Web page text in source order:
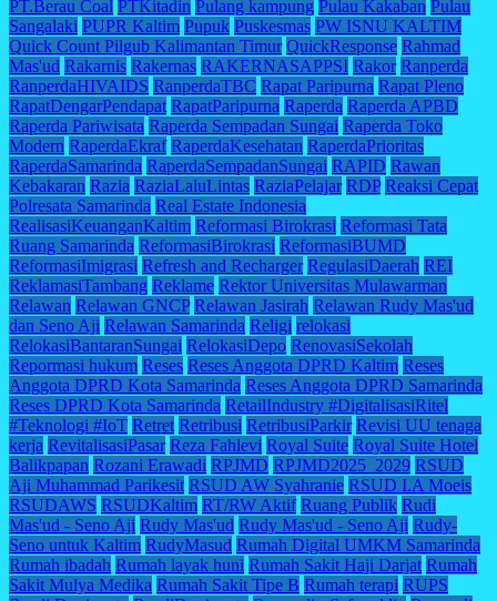
PT.Berau Coal PTKitadin Pulang kampung Pulau Kakaban Pulau
Sangalaki PUPR Kaltim Pupuk Puskesmas PW ISNU KALTIM
Quick Count Pilgub Kalimantan Timur QuickResponse Rahmad
Mas'ud Rakarnis Rakernas RAKERNASAPPSI Rakor Ranperda
RanperdaHIVAIDS RanperdaTBC Rapat Paripurna Rapat Pleno
RapatDengarPendapat RapatParipurna Raperda Raperda APBD
Raperda Pariwisata Raperda Sempadan Sungai Raperda Toko
Modern RaperdaEkraf RaperdaKesehatan RaperdaPrioritas
RaperdaSamarinda RaperdaSempadanSungai RAPID Rawan
Kebakaran Razia RaziaLaluLintas RaziaPelajar RDP Reaksi Cepat
Polresata Samarinda Real Estate Indonesia
RealisasiKeuanganKaltim Reformasi Birokrasi Reformasi Tata
Ruang Samarinda ReformasiBirokrasi ReformasiBUMD
ReformasiImigrasi Refresh and Recharger RegulasiDaerah REI
ReklamasiTambang Reklame Rektor Universitas Mulawarman
Relawan Relawan GNCP Relawan Jasirah Relawan Rudy Mas'ud
dan Seno Aji Relawan Samarinda Religi relokasi
RelokasiBantaranSungai RelokasiDepo RenovasiSekolah
Repormasi hukum Reses Reses Anggota DPRD Kaltim Reses
Anggota DPRD Kota Samarinda Reses Anggota DPRD Samarinda
Reses DPRD Kota Samarinda RetailIndustry #DigitalisasiRitel
#Teknologi #IoT Retret Retribusi RetribusiParkir Revisi UU tenaga
kerja RevitalisasiPasar Reza Fahlevi Royal Suite Royal Suite Hotel
Balikpapan Rozani Erawadi RPJMD RPJMD2025_2029 RSUD
Aji Muhammad Parikesit RSUD AW Syahranie RSUD I.A Moeis
RSUDAWS RSUDKaltim RT/RW Aktif Ruang Publik Rudi
Mas'ud - Seno Aji Rudy Mas'ud Rudy Mas'ud - Seno Aji Rudy-
Seno untuk Kaltim RudyMasud Rumah Digital UMKM Samarinda
Rumah ibadah Rumah layak huni Rumah Sakit Haji Darjat Rumah
Sakit Mulya Medika Rumah Sakit Tipe B Rumah terapi RUPS